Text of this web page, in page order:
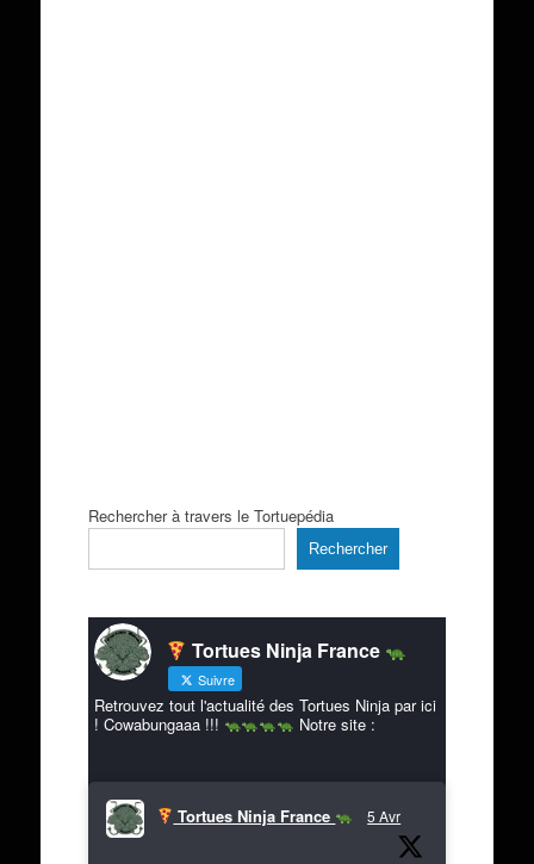
Rechercher à travers le Tortuepédia
Rechercher
Tortues Ninja France
Suivre
Retrouvez tout l'actualité des Tortues Ninja par ici
! Cowabungaaa !!!
Notre site :
Tortues Ninja France 5 Avr